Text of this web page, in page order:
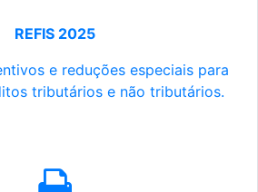
REFIS 2025
e reduções especiais para
tributários e não tributários.